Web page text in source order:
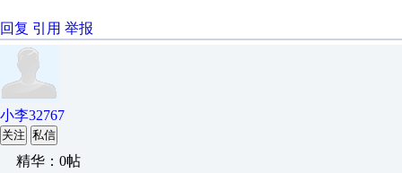
回复 引用 举报
小李32767
关注 私信
精华：0帖